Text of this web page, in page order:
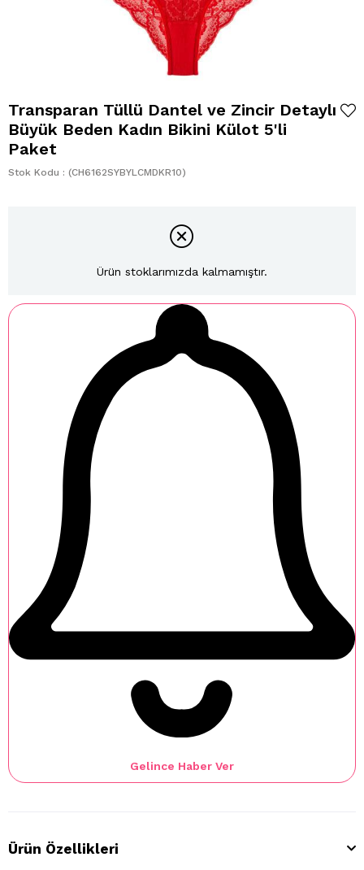
Transparan Tüllü Dantel ve Zincir Detaylı
Büyük Beden Kadın Bikini Külot 5'li
Paket
Stok Kodu (CH6162SYBYLCMDKR10)
Ürün stoklarımızda kalmamıştır.
Gelince Haber Ver
Ürün Özellikleri